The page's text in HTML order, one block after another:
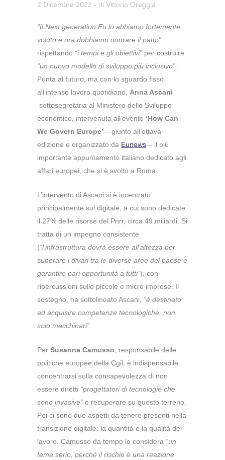
2 Dicembre 2021 - di Vittorio Oreggia
“Il Next generation Eu lo abbiamo fortemente
voluto e ora dobbiamo onorare il patto”
rispettando “i tempi e gli obiettivi” per costruire
“un nuovo modello di sviluppo più inclusivo”
Punta al futuro, ma con lo sguardo fisso
all’intenso lavoro quotidiano, Anna Ascani
sottosegretaria al Ministero dello Sviluppo
economico, intervenuta all’evento ‘How Can
We Govern Europe’ – giunto all’ottava
edizione e organizzato da Eunews – il più
importante appuntamento italiano dedicato agli
affari europei, che si è svolto a Roma.
L’intervento di Ascani si è incentrato
principalmente sul digitale, a cui sono dedicate
il 27% delle risorse del Pnrr, circa 49 miliardi. Si
tratta di un impegno consistente
(“l’infrastruttura dovrà essere all’altezza per
superare i divari tra le diverse aree del paese e
garantire pari opportunità a tutti”), con
ripercussioni sulle piccole e micro imprese. Il
sostegno, ha sottolineato Ascani, “è destinato
ad acquisire competenze tecnologiche, non
solo macchinari”.
Per Susanna Camusso , responsabile delle
politiche europee della Cgil, è indispensabile
concentrarsi sulla consapevolezza di non
essere diretti “progettatori di tecnologie che
sono invasive” e recuperare su questo terreno.
Poi ci sono due aspetti da tenere presenti nella
transizione digitale: la quantità e la qualità del
lavoro. Camusso da tempo lo considera “un
tema serio, perché il rischio è una reazione